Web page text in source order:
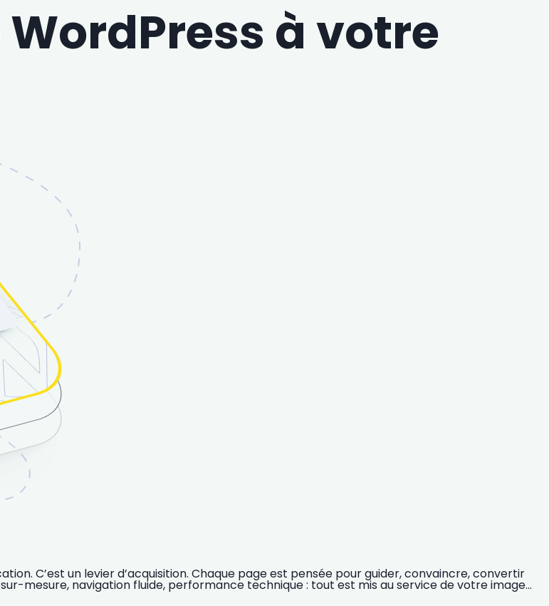
à votre
C’est un levier d’acquisition. Chaque page est pensée pour guider, convaincre, convertir
mesure, navigation fluide, performance technique : tout est mis au service de votre image…